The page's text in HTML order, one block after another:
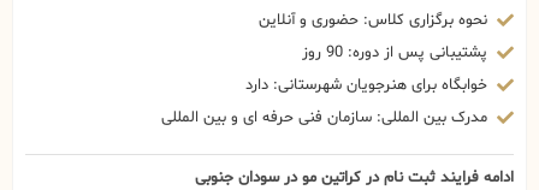
نحوه برگزاری کلاس: حضوری و آنلاین
پشتیبانی پس از دوره: 90 روز
خوابگاه برای هنرجویان شهرستانی: دارد
مدرک بین المللی: سازمان فنی حرفه ای و بین المللی
ادامه فرایند ثبت نام در کراتین مو در سودان جنوبی